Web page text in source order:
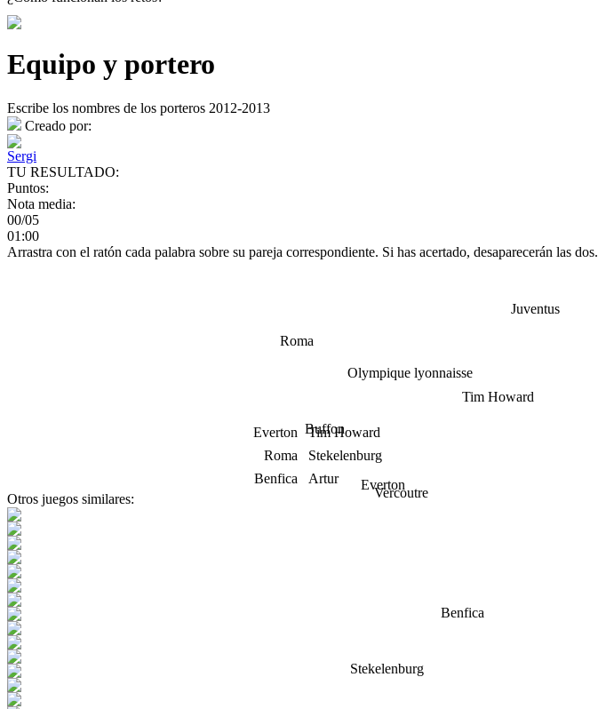
Equipo y portero
Escribe los nombres de los porteros 2012-2013
Creado por:
Sergi
TU RESULTADO:
Puntos:
Nota media:
00/05
01:00
Arrastra con el ratón cada palabra sobre su pareja correspondiente. Si has acertado, desaparecerán las dos.
Everton
Tim Howard
Juventus
Buffon
Roma
Stekelenburg
Olympique lyonnaisse
Vercoutre
Benfica
Everton Tim Howard
Roma
Stekelenburg
Benfica
Artur
Otros juegos similares: